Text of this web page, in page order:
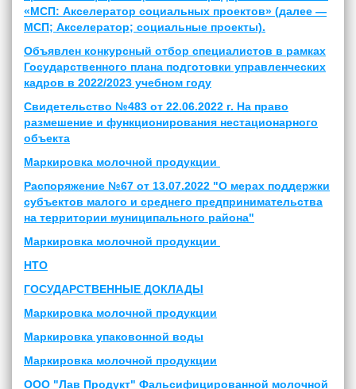
«МСП: Акселератор социальных проектов» (далее —
МСП; Акселератор; социальные проекты).
Объявлен конкурсный отбор специалистов в рамках
Государственного плана подготовки управленческих
кадров в 2022/2023 учебном году
Свидетельство №483 от 22.06.2022 г. На право
размешение и функционирования нестационарного
объекта
Маркировка молочной продукции
Распоряжение №67 от 13.07.2022 "О мерах поддержки
субъектов малого и среднего предпринимательства
на территории муниципального района"
Маркировка молочной продукции
НТО
ГОСУДАРСТВЕННЫЕ ДОКЛАДЫ
Маркировка молочной продукции
Маркировка упаковонной воды
Маркировка молочной продукции
ООО "Лав Продукт" Фальсифицированной молочной